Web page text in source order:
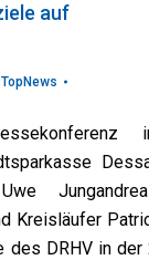
auf
TopNews
Kreisläufer
des DRHV in der